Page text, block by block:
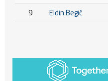
9 Eldin Begić